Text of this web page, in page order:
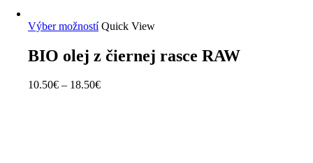
Výber možností Quick View
BIO olej z čiernej rasce RAW
10.50€ – 18.50€